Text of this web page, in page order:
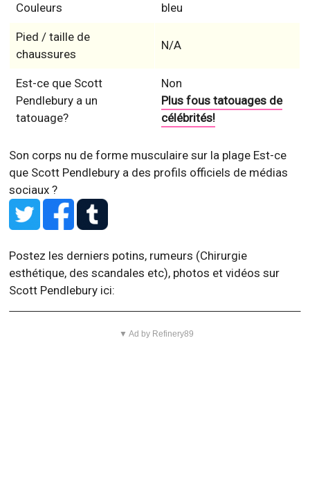
Couleurs bleu
Pied / taille de
chaussures
N/A
Est-ce que Scott
Pendlebury a un
tatouage?
Non
Plus fous tatouages de
célébrités!
Son corps nu de forme musculaire sur la plage Est-ce
que Scott Pendlebury a des profils officiels de médias
sociaux ?
Postez les derniers potins, rumeurs (Chirurgie
esthétique, des scandales etc), photos et vidéos sur
Scott Pendlebury ici:
▼ Ad by Refinery89